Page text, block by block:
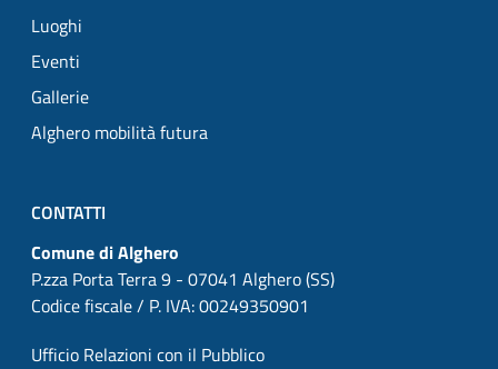
Luoghi
Eventi
Gallerie
Alghero mobilità futura
CONTATTI
Comune di Alghero
P.zza Porta Terra 9 - 07041 Alghero (SS)
Codice fiscale / P. IVA: 00249350901
Ufficio Relazioni con il Pubblico